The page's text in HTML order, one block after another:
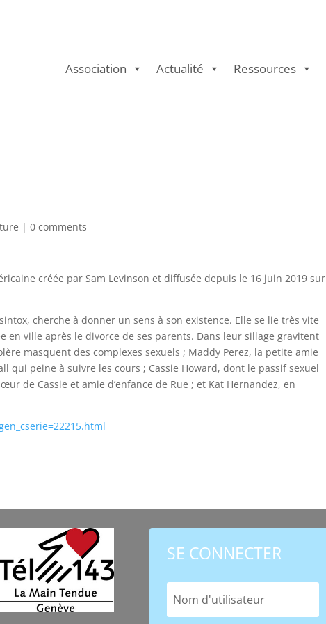
Association Actualité Ressources
|0 comments
créée par Sam Levinson et diffusée depuis le 16 juin 2019 sur
cherche à donner un sens à son existence. Elle se lie très vite
en ville après le divorce de ses parents. Dans leur sillage gravitent
masquent des complexes sexuels ; Maddy Perez, la petite amie
qui peine à suivre les cours ; Cassie Howard, dont le passif sexuel
de Cassie et amie d’enfance de Rue ; et Kat Hernandez, en
SE CONNECTER